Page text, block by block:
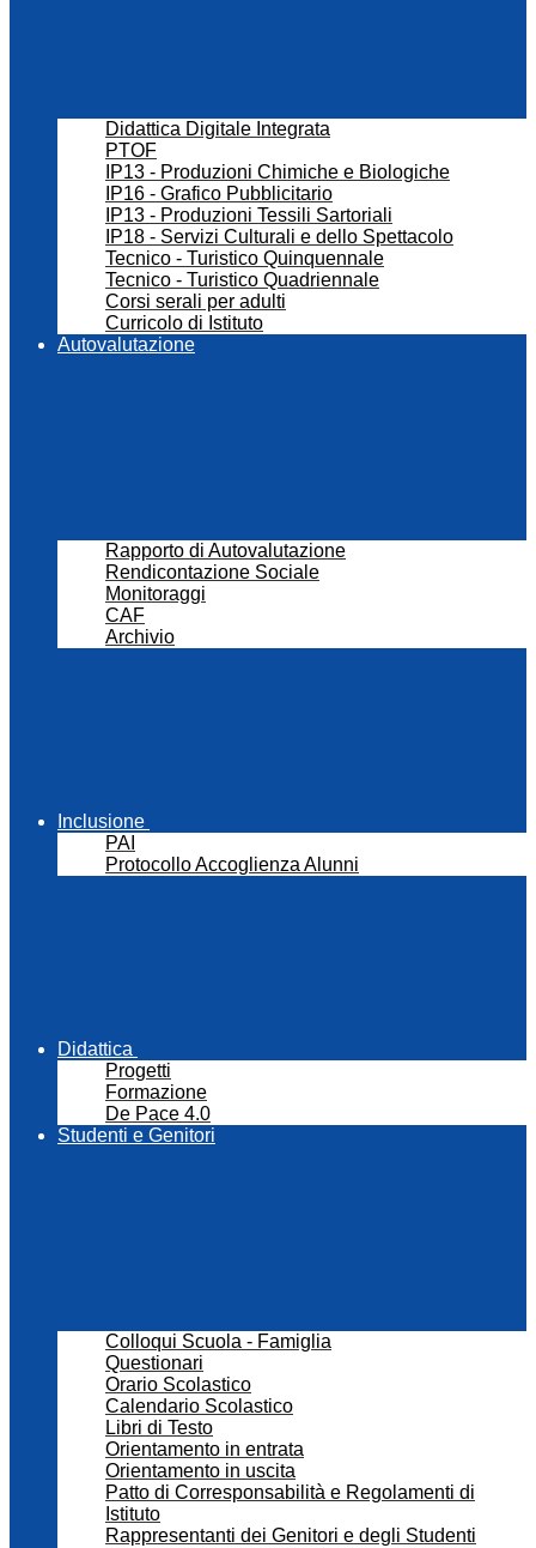
Didattica Digitale Integrata
PTOF
IP13 - Produzioni Chimiche e Biologiche
IP16 - Grafico Pubblicitario
IP13 - Produzioni Tessili Sartoriali
IP18 - Servizi Culturali e dello Spettacolo
Tecnico - Turistico Quinquennale
Tecnico - Turistico Quadriennale
Corsi serali per adulti
Curricolo di Istituto
Autovalutazione
Rapporto di Autovalutazione
Rendicontazione Sociale
Monitoraggi
CAF
Archivio
Inclusione
PAI
Protocollo Accoglienza Alunni
Didattica
Progetti
Formazione
De Pace 4.0
Studenti e Genitori
Colloqui Scuola - Famiglia
Questionari
Orario Scolastico
Calendario Scolastico
Libri di Testo
Orientamento in entrata
Orientamento in uscita
Patto di Corresponsabilità e Regolamenti di
Istituto
Rappresentanti dei Genitori e degli Studenti